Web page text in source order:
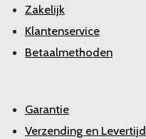
Zakelijk
Klantenservice
Betaalmethoden
Garantie
Verzending en Levertijd